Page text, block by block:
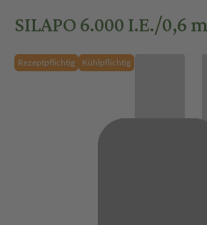
SILAPO 6.000 I.E./
Rezeptpflichtig Kühlpflichtig